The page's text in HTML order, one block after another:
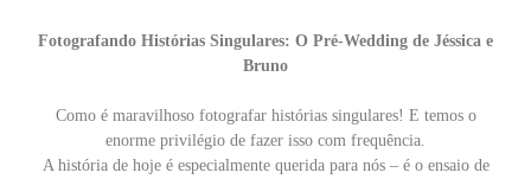
Fotografando Histórias Singulares: O Pré-Wedding de Jéssica e
Bruno
Como é maravilhoso fotografar histórias singulares! E temos o
enorme privilégio de fazer isso com frequência.
A história de hoje é especialmente querida para nós – é o ensaio de